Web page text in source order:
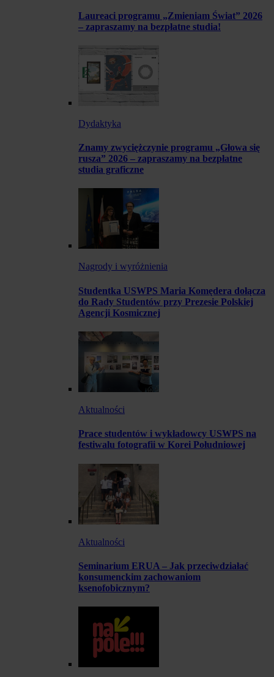
Laureaci programu „Zmieniam Świat” 2026
– zapraszamy na bezpłatne studia!
Dydaktyka
Znamy zwyciężczynie programu „Głowa się
rusza” 2026 – zapraszamy na bezpłatne
studia graficzne
Nagrody i wyróżnienia
Studentka USWPS Maria Komędera dołącza
do Rady Studentów przy Prezesie Polskiej
Agencji Kosmicznej
Aktualności
Prace studentów i wykładowcy USWPS na
festiwalu fotografii w Korei Południowej
Aktualności
Seminarium ERUA – Jak przeciwdziałać
konsumenckim zachowaniom
ksenofobicznym?